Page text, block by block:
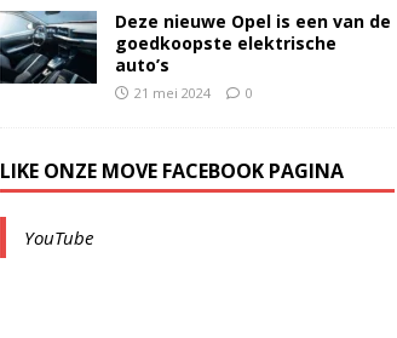
Deze nieuwe Opel is een van de
goedkoopste elektrische
auto’s
21 mei 2024 0
LIKE ONZE MOVE FACEBOOK PAGINA
YouTube